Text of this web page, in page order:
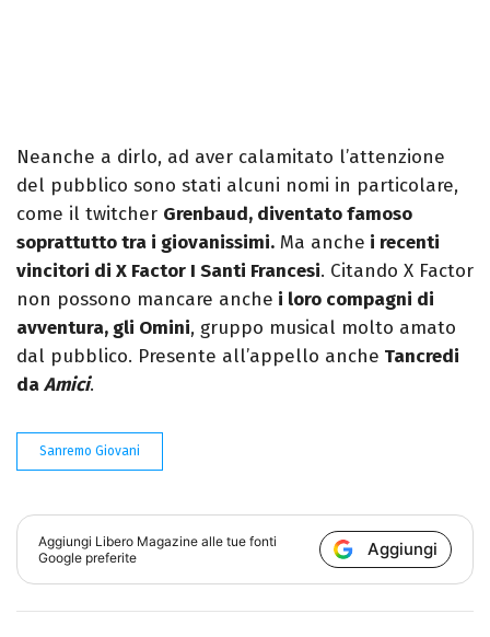
Neanche a dirlo, ad aver calamitato l’attenzione
del pubblico sono stati alcuni nomi in particolare,
come il twitcher Grenbaud, diventato famoso
soprattutto tra i giovanissimi. Ma anche i recenti
vincitori di X Factor I Santi Francesi. Citando X Factor
non possono mancare anche i loro compagni di
avventura, gli Omini, gruppo musical molto amato
dal pubblico. Presente all’appello anche Tancredi
daAmici.
Sanremo Giovani
Aggiungi Libero Magazine alle tue fonti
Google preferite
Aggiungi